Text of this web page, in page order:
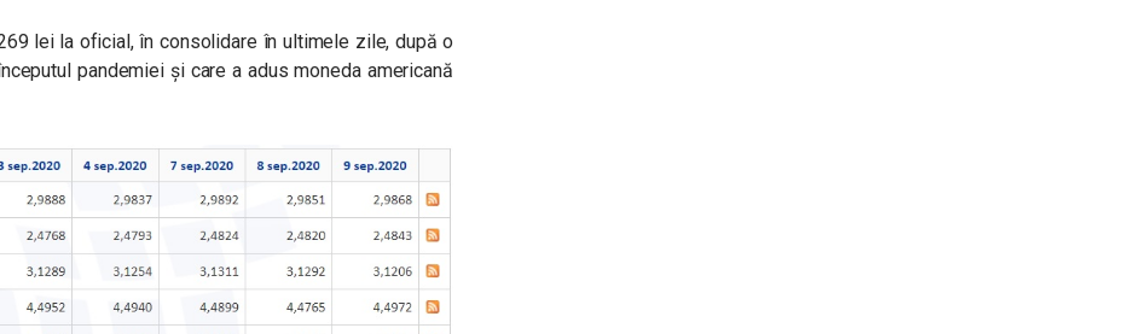
lei la oficial, în consolidare în ultimele zile, după o
pandemiei și care a adus moneda americană